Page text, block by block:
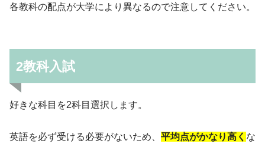
各教科の配点が大学により異なるので注意してください。
2教科入試
好きな科目を2科目選択します。
英語を必ず受ける必要がないため、 平均点がかなり高く な